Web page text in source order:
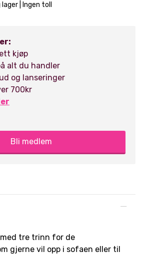
| Ingen toll
kjøp
alt du handler
og lanseringer
700kr
Bli medlem
tre trinn for de
gjerne vil opp i sofaen eller til